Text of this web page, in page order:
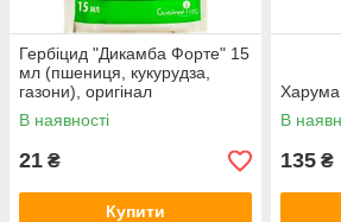
Гербіцид "Дикамба Форте" 15
мл (пшениця, кукурудза,
газони), оригінал
В наявності
21 ₴
Купити
Харума
В
135 ₴